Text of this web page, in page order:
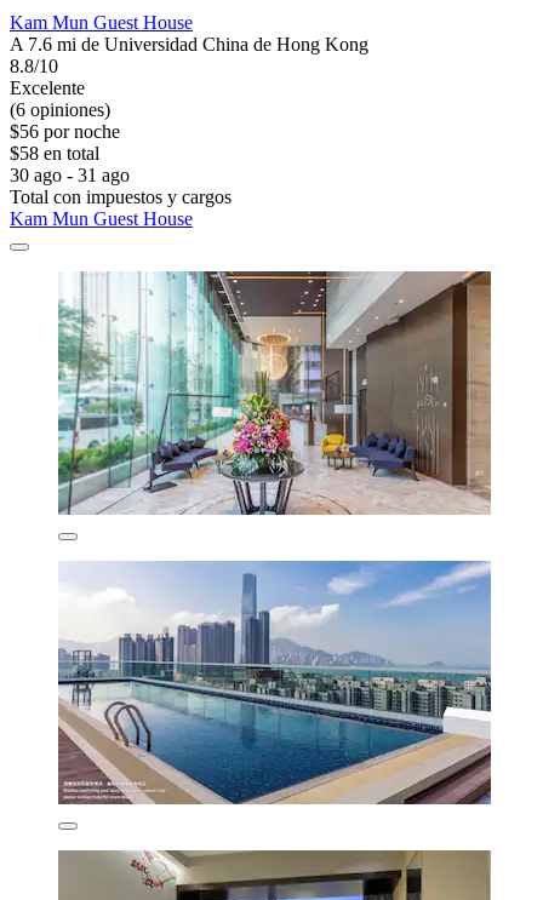
Kam Mun Guest House
A 7.6 mi de Universidad China de Hong Kong
8.8/10
Excelente
(6 opiniones)
$56 por noche
$58 en total
30 ago - 31 ago
Total con impuestos y cargos
Kam Mun Guest House